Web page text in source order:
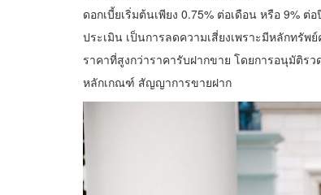
ดอกเบี้ยเริ่มต้นเพียง 0.75% ต่อเดือน หรือ 9%
ประเมิน เป็นการลดความเสี่ยงเพราะมีหลักทรั
ราคาที่สูงกว่าราคารับฝากขาย โดยการอนุมัติร
หลักเกณฑ์ สัญญาการขายฝาก